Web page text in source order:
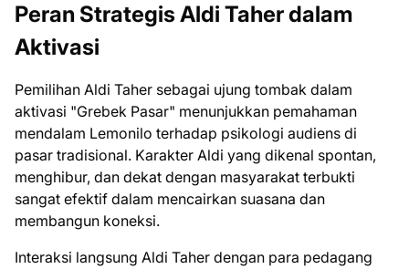
Peran Strategis Aldi Taher dalam
Aktivasi
Pemilihan Aldi Taher sebagai ujung tombak dalam
aktivasi "Grebek Pasar" menunjukkan pemahaman
mendalam Lemonilo terhadap psikologi audiens di
pasar tradisional. Karakter Aldi yang dikenal spontan,
menghibur, dan dekat dengan masyarakat terbukti
sangat efektif dalam mencairkan suasana dan
membangun koneksi.
Interaksi langsung Aldi Taher dengan para pedagang